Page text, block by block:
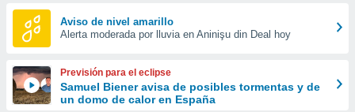
y
forma
digital
basada
Aviso de nivel amarillo
Alerta moderada por lluvia en Aninişu din Deal hoy
Previsión para el eclipse
Samuel Biener avisa de posibles tormentas y de
un domo de calor en España